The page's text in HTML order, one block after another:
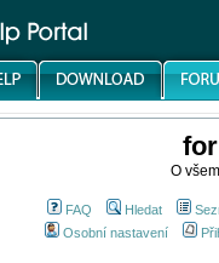
O
FAQ Hledat
Osobní nastavení